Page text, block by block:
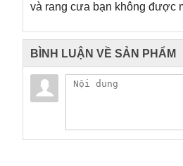
và rang cưa bạn không được
BÌNH LUẬN VỀ SẢN PHẨM